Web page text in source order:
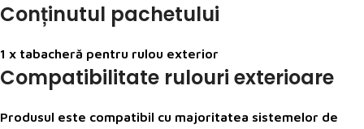
Conținutul pachetului
1 x tabacheră pentru rulou exterior
Compatibilitate rulouri exterioare
Produsul este compatibil cu majoritatea sistemelor de